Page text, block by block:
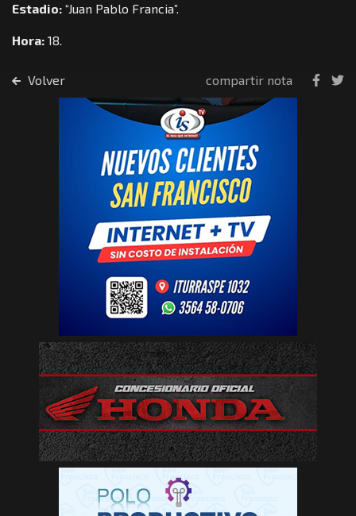
Estadio: “Juan Pablo Francia”.
Hora: 18.
Volver compartir nota